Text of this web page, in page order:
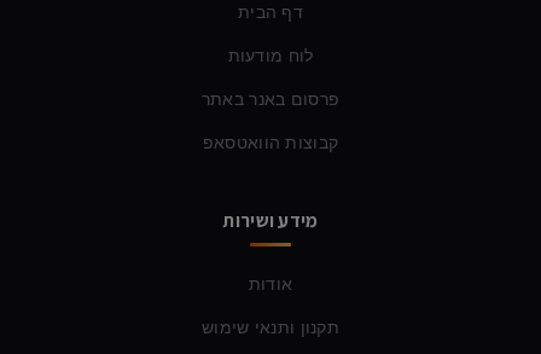
דף הבית
לוח מודעות
פרסום באנר באתר
קבוצות הוואטסאפ
מידע ושירות
אודות
תקנון ותנאי שימוש